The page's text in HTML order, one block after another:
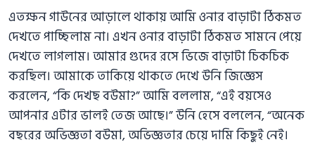
এতক্ষন গাউনের আড়ালে থাকায় আমি ওনার বাড়াটা ঠিকমত
দেখতে পাচ্ছিলাম না। এখন ওনার বাড়াটা ঠিকমত সামনে পেয়ে
দেখতে লাগলাম। আমার গুদের রসে ভিজে বাড়াটা চিকচিক
করছিল। আমাকে তাকিয়ে থাকতে দেখে উনি জিজ্ঞেস
করলেন, “কি দেখছ বউমা?” আমি বললাম, “এই বয়সেও
আপনার এটার ভালই তেজ আছে।” উনি হেসে বললেন, “অনেক
বছরের অভিজ্ঞতা বউমা, অভিজ্ঞতার চেয়ে দামি কিছুই নেই।